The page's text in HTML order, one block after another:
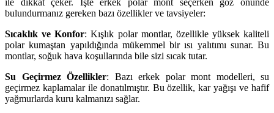
ile dikkat çeker. İşte erkek polar mont seçerken göz önünde
bulundurmanız gereken bazı özellikler ve tavsiyeler:
Sıcaklık ve Konfor: Kışlık polar montlar, özellikle yüksek kaliteli
polar kumaştan yapıldığında mükemmel bir ısı yalıtımı sunar. Bu
montlar, soğuk hava koşullarında bile sizi sıcak tutar.
Su Geçirmez Özellikler: Bazı erkek polar mont modelleri, su
geçirmez kaplamalar ile donatılmıştır. Bu özellik, kar yağışı ve hafif
yağmurlarda kuru kalmanızı sağlar.